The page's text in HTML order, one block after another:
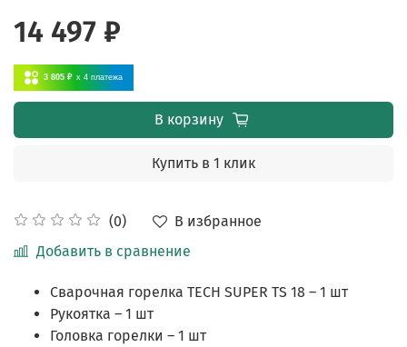
(0)
В избранное
Добавить в сравнение
14 497 ₽
3 805 ₽ x 4 платежа
В корзину
Купить в 1 клик
Сварочная горелка TECH SUPER TS 18 – 1 шт
Рукоятка – 1 шт
Головка горелки – 1 шт